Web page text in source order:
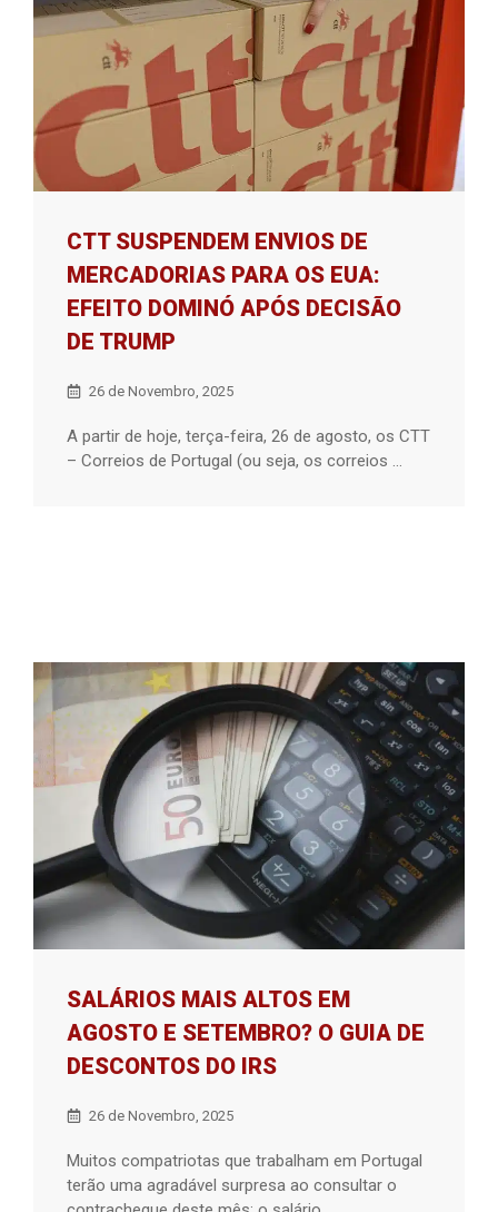
CTT SUSPENDEM ENVIOS DE
MERCADORIAS PARA OS EUA:
EFEITO DOMINÓ APÓS DECISÃO
DE TRUMP
26 de Novembro, 2025
A partir de hoje, terça-feira, 26 de agosto, os CTT
– Correios de Portugal (ou seja, os correios ...
SALÁRIOS MAIS ALTOS EM
AGOSTO E SETEMBRO? O GUIA DE
DESCONTOS DO IRS
26 de Novembro, 2025
Muitos compatriotas que trabalham em Portugal
terão uma agradável surpresa ao consultar o